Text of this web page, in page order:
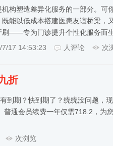
构塑造差异化服务的一部分。可
既能以低成本搭建医患友谊桥梁，
刷——专为门诊提升个性化服务而
7/17 14:53:23
人评论 次
折
到期？快到期了？统统没问题，
普通会员续费一年仅需718.2，
次浏览